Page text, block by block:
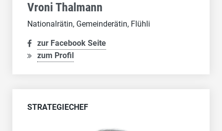
Vroni Thalmann
Nationalrätin, Gemeinderätin, Flühli
zur Facebook Seite
zum Profil
STRATEGIECHEF